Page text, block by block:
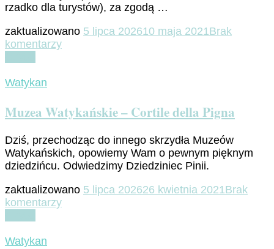
rzadko dla turystów), za zgodą …
zaktualizowano 5 lipca 202610 maja 2021Brak
komentarzydo
Chiaramonti
cz.1
Watykan
Muzea Watykańskie – Cortile della Pigna
Dziś, przechodząc do innego skrzydła Muzeów
Watykańskich, opowiemy Wam o pewnym pięknym
dziedzińcu. Odwiedzimy Dziedziniec Pinii.
zaktualizowano 5 lipca 202626 kwietnia 2021Brak
komentarzydo
Watykan